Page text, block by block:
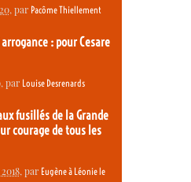
, par Pacôme Thiellement
: pour Cesare
, par Louise Desrenards
fusillés de la Grande
courage de tous les
, par Eugène à Léonie le